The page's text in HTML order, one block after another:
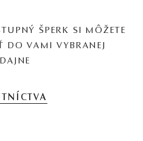
ŠPERK SI MÔŽETE
DO VAMI VYBRANEJ